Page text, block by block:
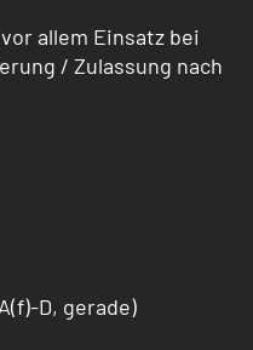
allem Einsatz bei
/ Zulas­sung nach
D, gerade)